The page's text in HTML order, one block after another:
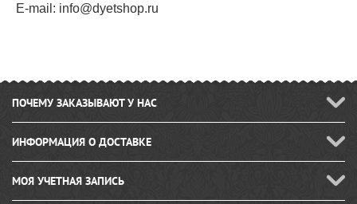
E-mail: info@dyetshop.ru
ПОЧЕМУ ЗАКАЗЫВАЮТ У НАС
ИНФОРМАЦИЯ О ДОСТАВКЕ
МОЯ УЧЕТНАЯ ЗАПИСЬ